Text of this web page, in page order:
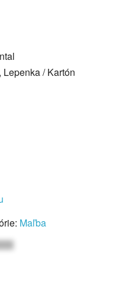
Lepenka / Kartón
Maľba